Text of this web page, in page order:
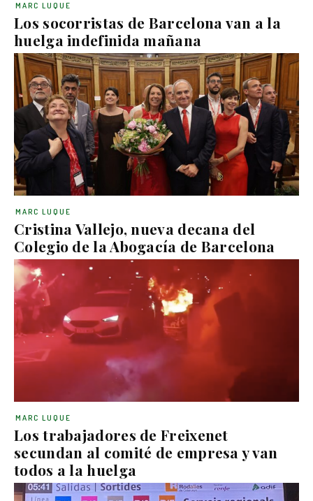
Los socorristas de Barcelona van a la
huelga indefinida mañana
MARC LUQUE
Cristina Vallejo, nueva decana del
Colegio de la Abogacía de Barcelona
MARC LUQUE
Los trabajadores de Freixenet
secundan al comité de empresa y van
todos a la huelga
MARC LUQUE